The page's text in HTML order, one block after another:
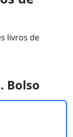
livros de
Bolso